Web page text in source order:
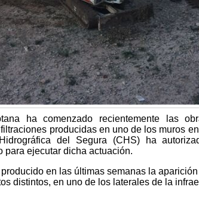
ha comenzado recientemente las
producidas en uno de los muros
del Segura (CHS) ha
para ejecutar dicha actuación.
en las últimas semanas la
distintos, en uno de los laterales de la